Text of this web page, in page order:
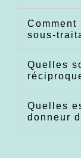
sous-
Quelles
Quelles
donneur